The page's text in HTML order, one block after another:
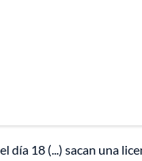
18 (...) sacan una